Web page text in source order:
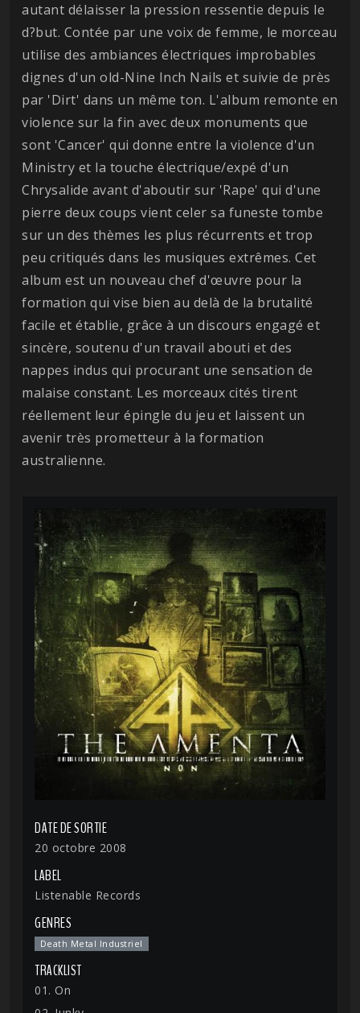
autant délaisser la pression ressentie depuis le
d?but. Contée par une voix de femme, le morceau
utilise des ambiances électriques improbables
dignes d'un old-Nine Inch Nails et suivie de près
par 'Dirt' dans un même ton. L'album remonte en
violence sur la fin avec deux monuments que
sont 'Cancer' qui donne entre la violence d'un
Ministry et la touche électrique/expé d'un
Chrysalide avant d'aboutir sur 'Rape' qui d'une
pierre deux coups vient celer sa funeste tombe
sur un des thèmes les plus récurrents et trop
peu critiqués dans les musiques extrêmes. Cet
album est un nouveau chef d'œuvre pour la
formation qui vise bien au delà de la brutalité
facile et établie, grâce à un discours engagé et
sincère, soutenu d'un travail abouti et des
nappes indus qui procurant une sensation de
malaise constant. Les morceaux cités tirent
réellement leur épingle du jeu et laissent un
avenir très prometteur à la formation
australienne.
DATE DE SORTIE
20 octobre 2008
LABEL
Listenable Records
GENRES
Death Metal Industriel
TRACKLIST
01. On